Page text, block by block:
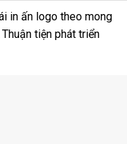
in ấn logo theo mong
tiện phát triển